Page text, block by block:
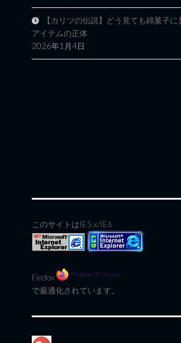
【カリツの伝説】どう見ても綿菓子に
アイテムの正体
2026年1月4日
このサイトはIE5.x/IE6
Firefox
で最適化されています。